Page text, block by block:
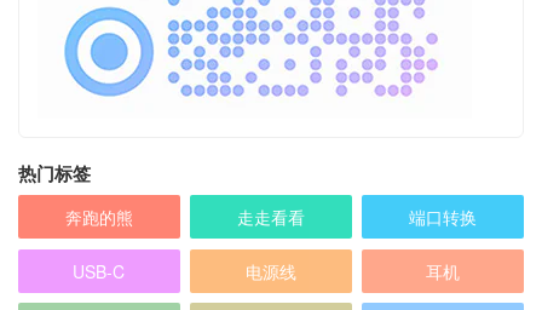
热门标签
奔跑的熊 走走看看 端口转换
USB-C 电源线 耳机